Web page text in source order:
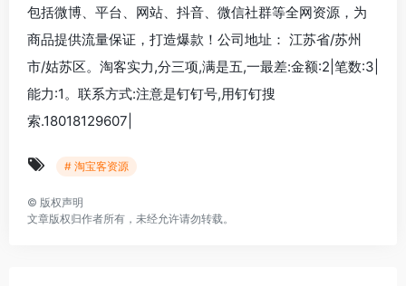
包括微博、平台、网站、抖音、微信社群等全网资源，为
商品提供流量保证，打造爆款！公司地址： 江苏省/苏州
市/姑苏区。淘客实力,分三项,满是五,一最差:金额:2|笔数:3|
能力:1。联系方式:注意是钉钉号,用钉钉搜
索.18018129607|
# 淘宝客资源
© 版权声明
文章版权归作者所有，未经允许请勿转载。